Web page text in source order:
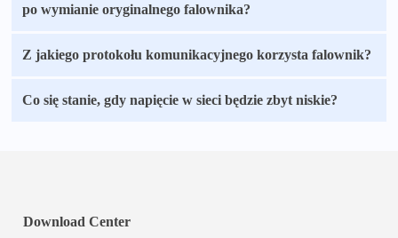
po wymianie oryginalnego falownika?
Z jakiego protokołu komunikacyjnego korzysta falownik?
Co się stanie, gdy napięcie w sieci będzie zbyt niskie?